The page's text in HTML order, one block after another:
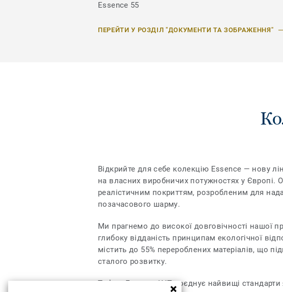
Essence 55
ПЕРЕЙТИ У РОЗДІЛ "ДОКУМЕНТИ ТА ЗОБРАЖЕННЯ"
Відкрийте для себе колекцію Essence — нову
на власних виробничих потужностях у Європі.
реалістичним покриттям, розробленим для
позачасового шарму.
Ми прагнемо до високої довговічності нашої
глибоку відданість принципам екологічної
містить до 55% перероблених матеріалів, що
сталого розвитку.
Tarkett Essence LVT поєднує найвищі стандарти